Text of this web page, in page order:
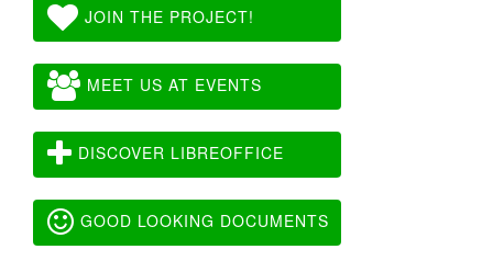
JOIN THE PROJECT!
MEET US AT EVENTS
DISCOVER LIBREOFFICE
GOOD LOOKING DOCUMENTS